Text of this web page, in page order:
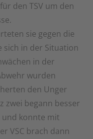
den TSV um den
sie gegen die
sich in der Situation
in der
wurden
den Unger
zwei begann besser
und konnte mit
VSC brach dann